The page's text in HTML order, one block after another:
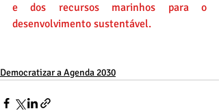
e dos recursos marinhos para o
desenvolvimento sustentável.
Democratizar a Agenda 2030